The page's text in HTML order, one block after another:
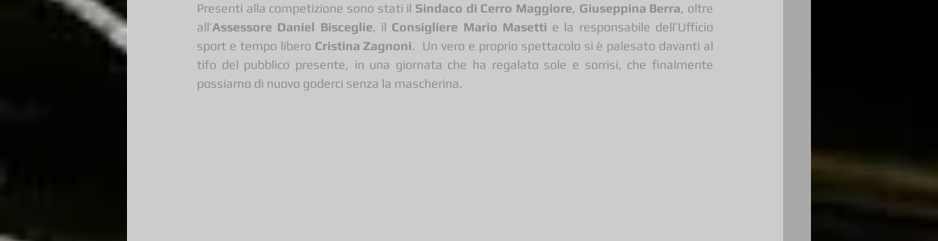
Presenti alla competizione sono stati il Sindaco di Cerro Maggiore, Giuseppina Berra, oltre
all’Assessore Daniel Bisceglie, il Consigliere Mario Masetti e la responsabile dell’Ufficio
sport e tempo libero Cristina Zagnoni.  Un vero e proprio spettacolo si è palesato davanti al
tifo del pubblico presente, in una giornata che ha regalato sole e sorrisi, che finalmente
possiamo di nuovo goderci senza la mascherina.